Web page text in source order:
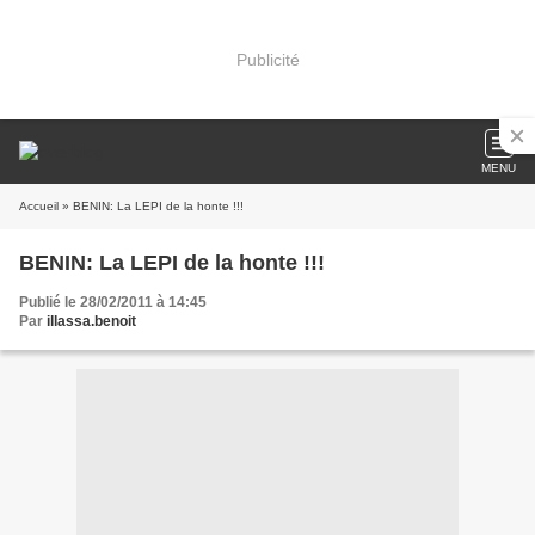
Publicité
MENU
Accueil » BENIN: La LEPI de la honte !!!
BENIN: La LEPI de la honte !!!
Publié le 28/02/2011 à 14:45
Par illassa.benoit